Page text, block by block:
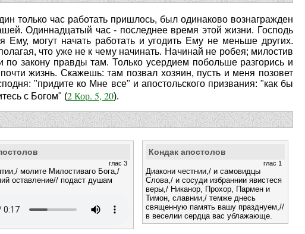
только час работать пришлось, был одинаково вознагражден
Одиннадцатый час - последнее время этой жизни. Господь
Ему, могут начать работать и угодить Ему не меньше других.
что уже не к чему начинать. Начинай не робея; милостив
по закону правды там. Только усердием побольше разгорись и
жизнь. Скажешь: там позвал хозяин, пусть и меня позовет
"придите ко Мне все" и апостольского призвания: "как бы
с Богом" (2 Кор. 5, 20).
глас 3
молите Милостиваго Бога,/
оставление// подаст душам
Кондак апостолов
глас 1
Диакони честнии,/ и самовидцы
Слова,/ и сосуди избраннии явистеся
веры,/ Никанор, Прохор, Пармен и
Тимон, славнии,/ темже днесь
священную память вашу празднуем,//
в веселии сердца вас ублажающе.